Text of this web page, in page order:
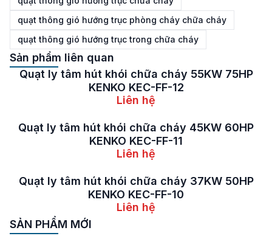
quạt thông gió hướng trục phòng cháy chữa cháy
quạt thông gió hướng trục trong chữa cháy
Sản phẩm liên quan
Quạt ly tâm hút khói chữa cháy 55KW 75HP
KENKO KEC-FF-12
Liên hệ
Quạt ly tâm hút khói chữa cháy 45KW 60HP
KENKO KEC-FF-11
Liên hệ
Quạt ly tâm hút khói chữa cháy 37KW 50HP
KENKO KEC-FF-10
Liên hệ
SẢN PHẨM MỚI